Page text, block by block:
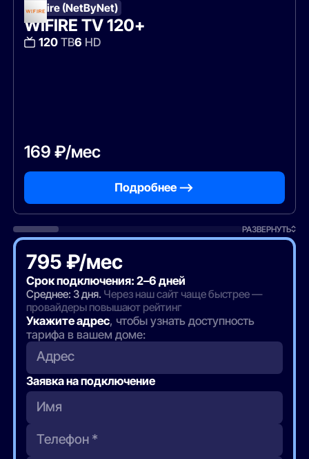
WiFire (NetByNet)
WIFIRE TV 120+
120ТВ6 HD
169 ₽/мес
Подробнее —>
РАЗВЕРНУТЬ
795 ₽/мес
Срок подключения: 2–6 дней
Среднее: 3 дня. Через наш сайт чаще быстрее —
провайдеры повышают рейтинг
Укажите адрес, чтобы узнать доступность
тарифа в вашем доме:
Адрес
Заявка на подключение